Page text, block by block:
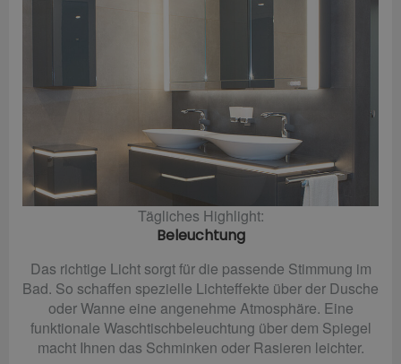
Tägliches Highlight:
Beleuchtung
Das richtige Licht sorgt für die passende Stimmung im
Bad. So schaffen spezielle Lichteffekte über der Dusche
oder Wanne eine angenehme Atmosphäre. Eine
funktionale Waschtischbeleuchtung über dem Spiegel
macht Ihnen das Schminken oder Rasieren leichter.